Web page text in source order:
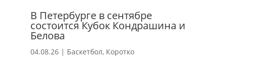
В Петербурге в сентябре
состоится Кубок Кондрашина и
Белова
04.08.26| Баскетбол, Коротко